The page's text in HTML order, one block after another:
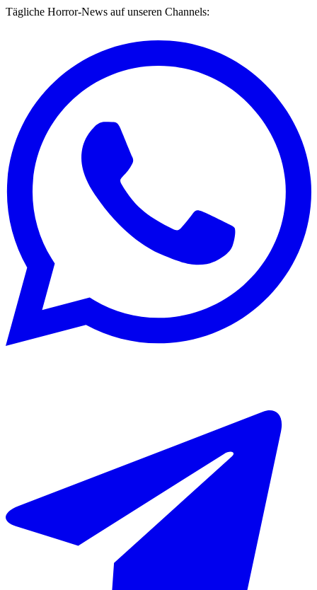
Tägliche Horror-News auf unseren Channels: